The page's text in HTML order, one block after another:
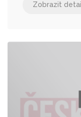
Zobrazit